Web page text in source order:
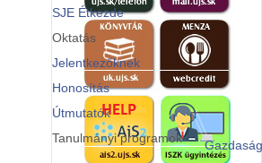
SJE Étkezde
Oktatás
Jelentkezőknek
Honosítás
Útmutatók
Tanulmányi programok